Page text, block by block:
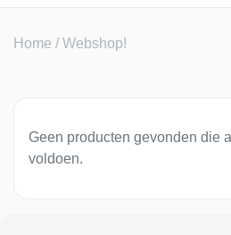
Home / Webshop!
Geen producten gevonden die
voldoen.